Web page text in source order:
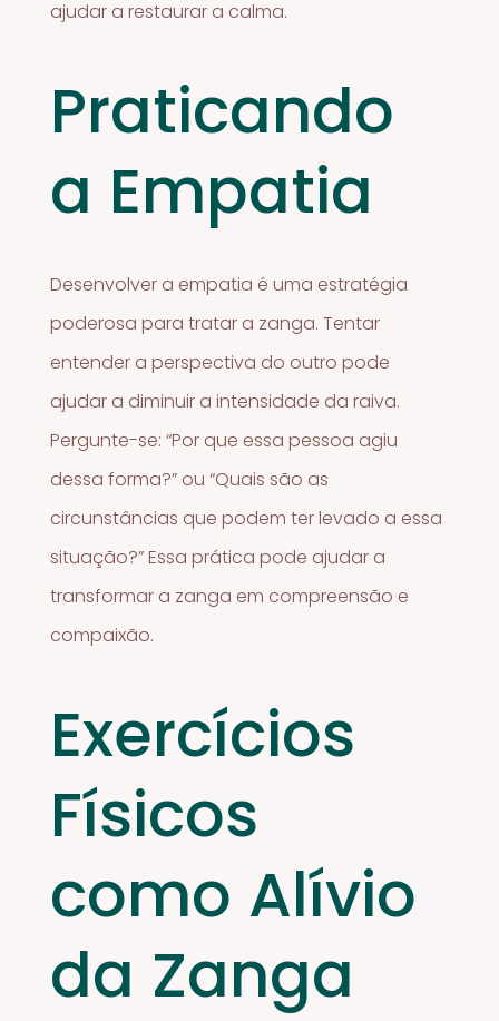
ajudar a restaurar a calma.
Praticando
a Empatia
Desenvolver a empatia é uma estratégia
poderosa para tratar a zanga. Tentar
entender a perspectiva do outro pode
ajudar a diminuir a intensidade da raiva.
Pergunte-se: “Por que essa pessoa agiu
dessa forma?” ou “Quais são as
circunstâncias que podem ter levado a essa
situação?” Essa prática pode ajudar a
transformar a zanga em compreensão e
compaixão.
Exercícios
Físicos
como Alívio
da Zanga